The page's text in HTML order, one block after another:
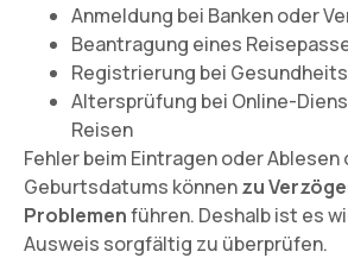
Anmeldung bei Banken oder
Beantragung eines
Registrierung bei
Altersprüfung bei Online-
Reisen
Fehler beim Eintragen oder Ablesen
Geburtsdatums könnenzu
Problemenführen. Deshalb ist es
Ausweis sorgfältig zu überprüfen.